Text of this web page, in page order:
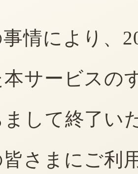
情により、
本サービスの
まして終了い
皆さまにご利